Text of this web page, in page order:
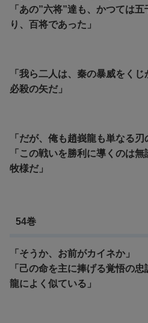
「あの”六将”達も、かつては
り、百将であった」
「我ら二人は、秦の暴威をく
必殺の矢だ」
「だが、俺も趙峩龍も単なる刃
「この戦いを勝利に導くのは
牧様だ」
54巻
「そうか、お前がカイネか」
「己の命を主に捧げる覚悟の
龍によく似ている」